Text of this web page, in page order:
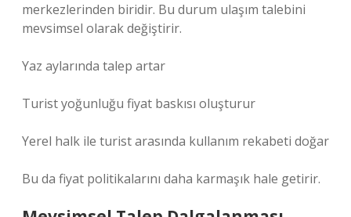
merkezlerinden biridir. Bu durum ulaşım talebini
mevsimsel olarak değiştirir.
Yaz aylarında talep artar
Turist yoğunluğu fiyat baskısı oluşturur
Yerel halk ile turist arasında kullanım rekabeti doğar
Bu da fiyat politikalarını daha karmaşık hale getirir.